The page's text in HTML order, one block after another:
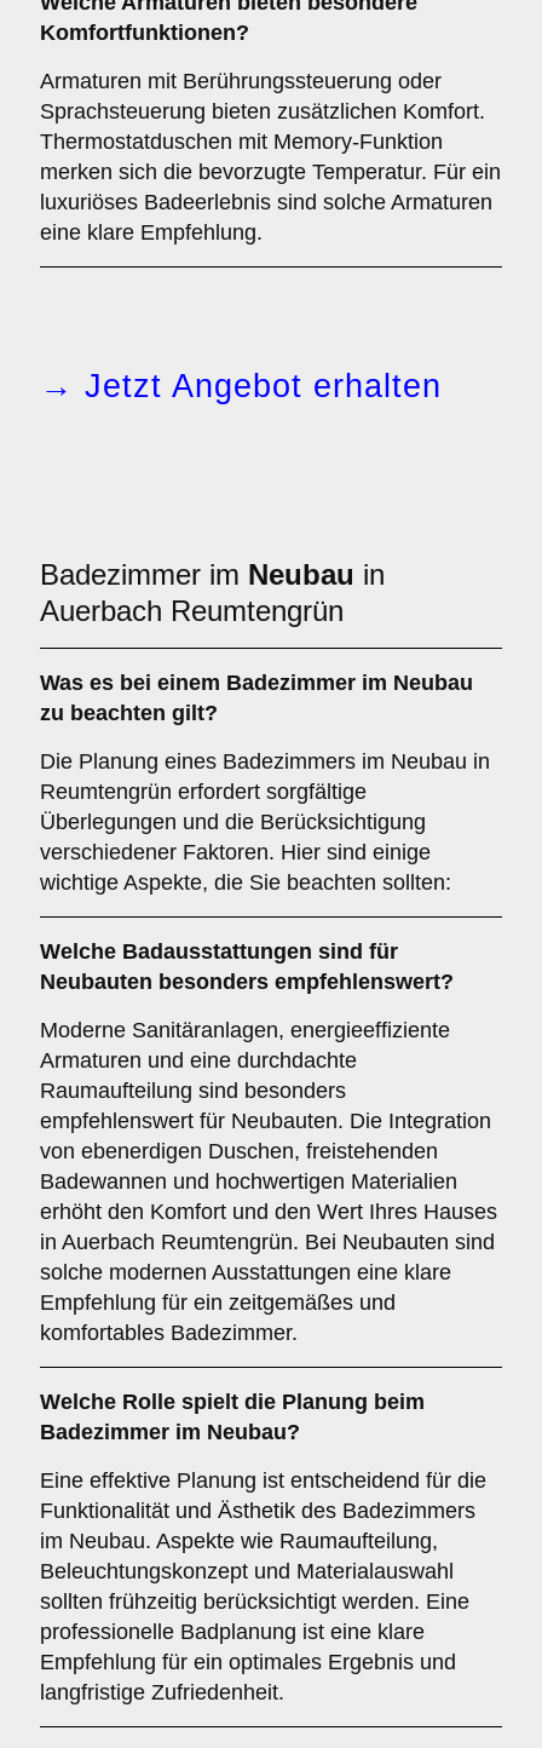
Komfortfunktionen?
Armaturen mit Berührungssteuerung oder
Sprachsteuerung bieten zusätzlichen Komfort.
Thermostatduschen mit Memory-Funktion
merken sich die bevorzugte Temperatur. Für ein
luxuriöses Badeerlebnis sind solche Armaturen
eine klare Empfehlung.
→ Jetzt Angebot erhalten
Badezimmer im Neubau in
Auerbach Reumtengrün
Was es bei einem Badezimmer im Neubau
zu beachten gilt?
Die Planung eines Badezimmers im Neubau in
Reumtengrün erfordert sorgfältige
Überlegungen und die Berücksichtigung
verschiedener Faktoren. Hier sind einige
wichtige Aspekte, die Sie beachten sollten:
Welche Badausstattungen sind für
Neubauten besonders empfehlenswert?
Moderne Sanitäranlagen, energieeffiziente
Armaturen und eine durchdachte
Raumaufteilung sind besonders
empfehlenswert für Neubauten. Die Integration
von ebenerdigen Duschen, freistehenden
Badewannen und hochwertigen Materialien
erhöht den Komfort und den Wert Ihres Hauses
in Auerbach Reumtengrün. Bei Neubauten sind
solche modernen Ausstattungen eine klare
Empfehlung für ein zeitgemäßes und
komfortables Badezimmer.
Welche Rolle spielt die Planung beim
Badezimmer im Neubau?
Eine effektive Planung ist entscheidend für die
Funktionalität und Ästhetik des Badezimmers
im Neubau. Aspekte wie Raumaufteilung,
Beleuchtungskonzept und Materialauswahl
sollten frühzeitig berücksichtigt werden. Eine
professionelle Badplanung ist eine klare
Empfehlung für ein optimales Ergebnis und
langfristige Zufriedenheit.